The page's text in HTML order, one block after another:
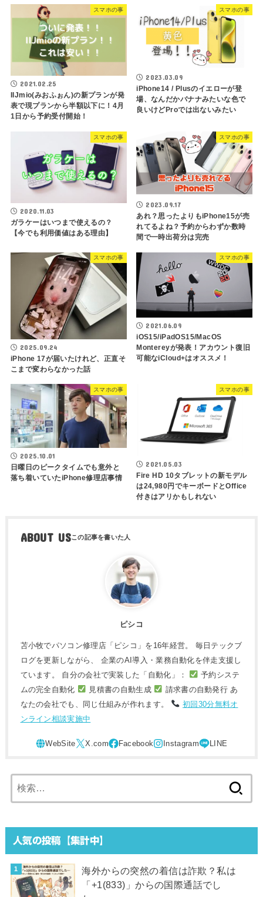
スマホの事
2021.02.25
IIJmio(みおふぉん)の新プランが発
表で現プランから半額以下に！4月
1日から予約受付開始！
スマホの事
2023.03.09
iPhone14 / Plusのイエローが登
場、なんだかバナナみたいな色で
良いけどProでは出ないみたい
スマホの事
2020.11.03
ガラケーはいつまで使えるの？
【今でも利用価値はある理由】
スマホの事
2023.09.17
あれ？思ったよりもiPhone15が売
れてるよね？予約からわずか数時
間で一時出荷分は完売
スマホの事
2025.09.24
iPhone 17が届いたけれど、正直そ
こまで変わらなかった話
スマホの事
2021.06.09
iOS15/iPadOS15/MacOS
Montereyが発表！アカウント復旧
可能なiCloud+はオススメ！
スマホの事
2025.10.01
日曜日のピークタイムでも意外と
落ち着いていたiPhone修理店事情
スマホの事
2021.05.03
Fire HD 10タブレットの新モデル
は24,980円でキーボードとOffice
付きはアリかもしれない
ABOUT US
ピシコ
苫小牧でパソコン修理店「ピシコ」を16年経営。 毎日テックブ
ログを更新しながら、 企業のAI導入・業務自動化を伴走支援し
ています。 自分の会社で実装した「自動化」：
予約システ
ムの完全自動化
見積書の自動生成
請求書の自動発行 あ
なたの会社でも、同じ仕組みが作れます。
初回30分無料オ
ンライン相談実施中
索:
人気の投稿【集計中】
海外からの突然の着信は詐欺？私は
「+1(833)」からの国際通話でし